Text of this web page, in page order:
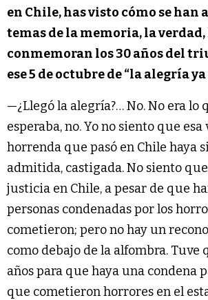
en Chile, has visto cómo se han
temas de la memoria, la
conmemoran los 30 años del
ese 5 de octubre de “la alegría
—¿Llegó la alegría?… No. No era lo
esperaba, no. Yo no siento que esa
horrenda que pasó en Chile haya
admitida, castigada. No siento
justicia en Chile, a pesar de que
personas condenadas por los
cometieron; pero no hay un
como debajo de la alfombra. Tuve
años para que haya una condena
que cometieron horrores en el